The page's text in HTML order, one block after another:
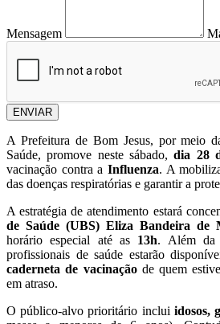
Mensagem
ENVIAR
A Prefeitura de Bom Jesus, por meio
Saúde, promove neste sábado,dia 28
vacinação contra a Influenza. A
das doenças respiratórias e garantir a
A estratégia de atendimento estará
de Saúde (UBS) Eliza Bandeira de
horário especial até as 13h. Além da
profissionais de saúde estarão
caderneta de vacinaçãode quem
em atraso.
O público-alvo prioritário inclui idosos,